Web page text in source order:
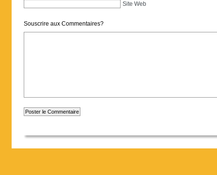
Site Web
Souscrire aux Commentaires?